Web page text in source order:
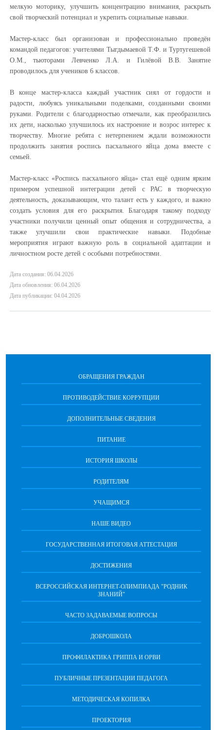
мелкую моторику, улучшить концентрацию внимания, раскрыть
свой творческий потенциал и укрепить социальные навыки.
Мастер-класс был организован и профессионально проведён
командой педагогов: учителями Тыгдымаевой Т.Ф. и Туртугешевой
О.М., тьюторами Левченко Л.А. и Гилёвой В.В. Занятие
проводилось для учеников 6 классов.
В конце мастер-класса каждый участник сиял от гордости и
радости, любуясь уникальными поделками, созданными своими
руками. Родители с благодарностью отмечали, как преобразились
их дети, насколько улучшилось их настроение и возрос интерес к
творчеству. Многие ребята с нетерпением ждали возможности
продолжить занятия роспись пасхального яйца дома вместе с
семьей.
Мастер-класс «Роспись пасхального яйца» стал ещё одним ярким
примером успешной интеграции детей с РАС в творческую
деятельность, доказывающим, что талант есть у каждого, и важно
создать условия для его раскрытия. Благодаря такому подходу
участники получили ценный опыт общения и сотрудничества, а
также улучшили свои практические навыки. Подобные
мероприятия играют важную роль в социальной адаптации и
личностном росте детей с особыми потребностями.
Дата создания: 06.04.2026
Дата обновления: 06.04.2026
Дата публикации: 04.04.2026
ОБРАЩЕНИЯ ГРАЖДАН
ПРОТИВОДЕЙСТВИЕ КОРРУПЦИИ
ДОПОЛНИТЕЛЬНЫЕ СВЕДЕНИЯ
ПИТАНИЕ
ИСТОРИЯ ШКОЛЫ
РОДИТЕЛЯМ
УЧАЩИМСЯ
НАШЕ ВИДЕО
ГОСУДАРСТВЕННАЯ ИТОГОВАЯ АТТЕСТАЦИЯ
ДОСТИЖЕНИЯ
ВСЕРОССИЙСКАЯ ИНТЕРНЕТ-ОЛИМПИАДА "РОДНИК
ЗНАНИЙ"
ЧАСТО ЗАДАВАЕМЫЕ ВОПРОСЫ
ДОБРОШКОЛА
ПРОФИЛАКТИКА ГРИППА И ОРВИ
ПУБЛИЧНЫЕ ПРЕЗЕНТАЦИИ ПЕДАГОГА
МЕТОДИЧЕСКАЯ КОПИЛКА
ПРОЕКТОРИЯ